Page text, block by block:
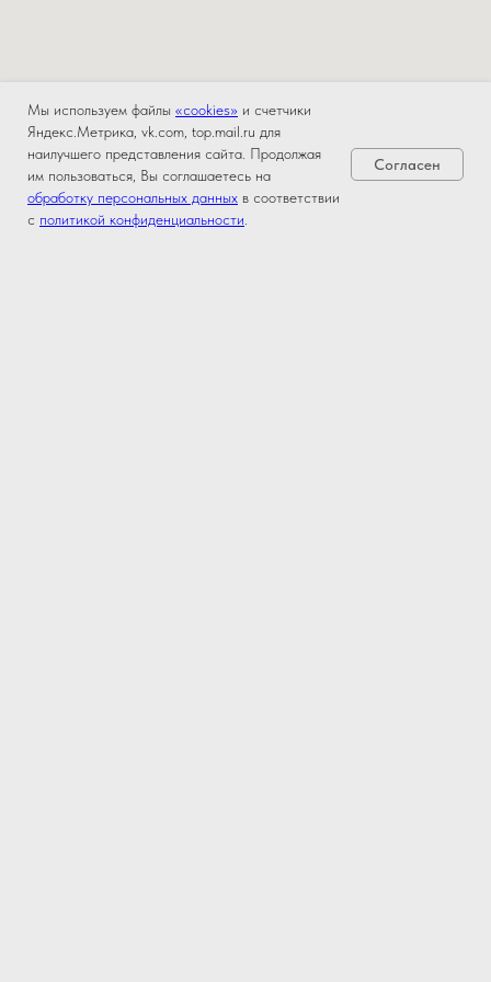
Мы используем файлы «cookies» и счетчики
Яндекс.Метрика, vk.com, top.mail.ru для
наилучшего представления сайта. Продолжая
им пользоваться, Вы соглашаетесь на
обработку персональных данных в соответствии
с политикой конфиденциальности
Согласен